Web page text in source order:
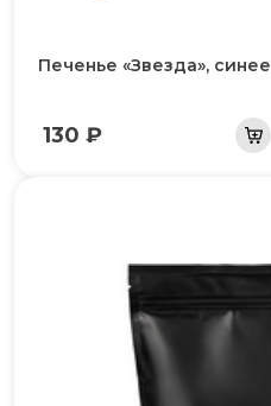
Печенье «Звезда», синее
130 ₽